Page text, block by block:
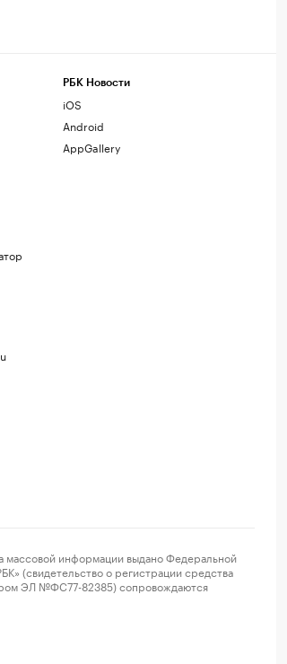
РБК Новости
iOS
Android
AppGallery
информации выдано Федеральной
(свидетельство о регистрации средства
ЭЛ №ФС77-82385) сопровождаются